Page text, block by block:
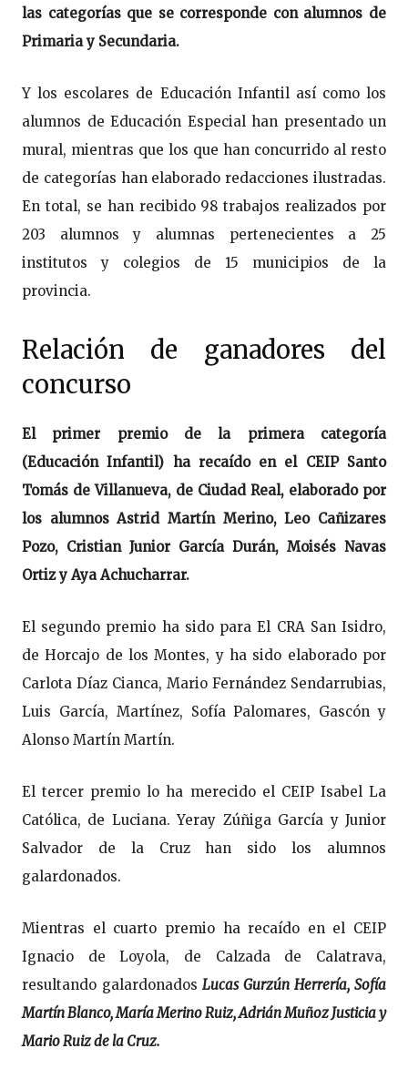
las categorías que se corresponde con alumnos de
Primaria y Secundaria.
Y los escolares de Educación Infantil así como los
alumnos de Educación Especial han presentado un
mural, mientras que los que han concurrido al resto
de categorías han elaborado redacciones ilustradas.
En total, se han recibido 98 trabajos realizados por
203 alumnos y alumnas pertenecientes a 25
institutos y colegios de 15 municipios de la
provincia.
Relación de ganadores del
concurso
El primer premio de la primera categoría
(Educación Infantil) ha recaído en el CEIP Santo
Tomás de Villanueva, de Ciudad Real, elaborado por
los alumnos Astrid Martín Merino, Leo Cañizares
Pozo, Cristian Junior García Durán, Moisés Navas
Ortiz y Aya Achucharrar.
El segundo premio ha sido para El CRA San Isidro,
de Horcajo de los Montes, y ha sido elaborado por
Carlota Díaz Cianca, Mario Fernández Sendarrubias,
Luis García, Martínez, Sofía Palomares, Gascón y
Alonso Martín Martín.
El tercer premio lo ha merecido el CEIP Isabel La
Católica, de Luciana. Yeray Zúñiga García y Junior
Salvador de la Cruz han sido los alumnos
galardonados.
Mientras el cuarto premio ha recaído en el CEIP
Ignacio de Loyola, de Calzada de Calatrava,
resultando galardonados Lucas Gurzún Herrería, Sofía
Martín Blanco, María Merino Ruiz, Adrián Muñoz Justicia y
Mario Ruiz de la Cruz.